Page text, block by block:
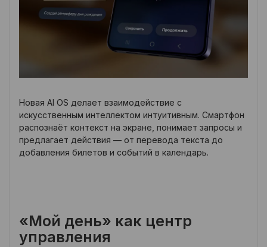
Новая AI OS делает взаимодействие с
искусственным интеллектом интуитивным. Смартфон
распознаёт контекст на экране, понимает запросы и
предлагает действия — от перевода текста до
добавления билетов и событий в календарь.
«Мой день» как центр
управления